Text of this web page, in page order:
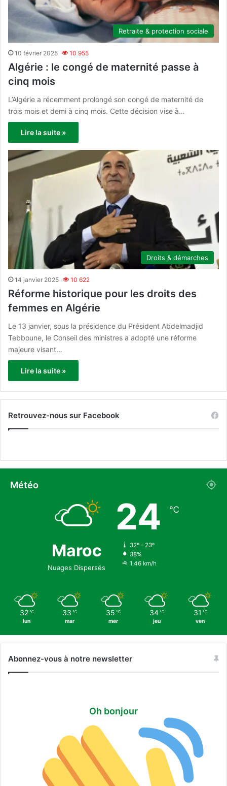
Retraite & protection sociale
10 février 2025 10 955
Algérie : le congé de maternité passe à
cinq mois
L’Algérie a récemment prolongé son congé de maternité de
trois mois et demi à cinq mois. Cette décision vise à…
Lire la suite »
Droits & démarches
14 janvier 2025 10 622
Réforme historique pour les droits des
femmes en Algérie
Le 13 janvier, sous la présidence du Président Abdelmadjid
Tebboune, le Conseil des ministres a adopté une réforme
majeure visant…
Lire la suite »
Retrouvez-nous sur Facebook
Météo
Maroc
Nuages Dispersés
24 ℃
32º - 23º
38%
1.46 km/h
32 ℃
lun
33 ℃
mar
35 ℃
mer
34 ℃
jeu
31 ℃
ven
Abonnez-vous à notre newsletter
Oh bonjour